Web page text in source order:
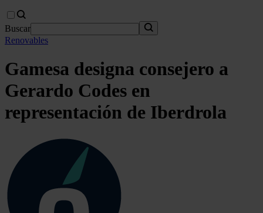
Buscar
Renovables
Gamesa designa consejero a
Gerardo Codes en
representación de Iberdrola